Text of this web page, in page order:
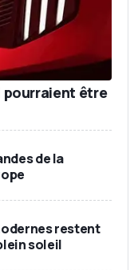
pourraient être
de la
restent
soleil